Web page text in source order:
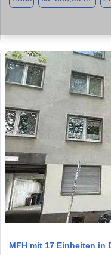
MFH mit 17 Einheiten in